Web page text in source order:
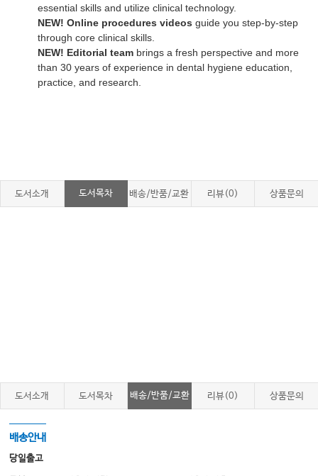
essential skills and utilize clinical technology.
NEW! Online procedures videos guide you step-by-step
through core clinical skills.
NEW! Editorial team brings a fresh perspective and more
than 30 years of experience in dental hygiene education,
practice, and research.
도서소개 도서목차 배송/반품/교환 리뷰(0) 상품문의
도서소개 도서목차 배송/반품/교환 리뷰(0) 상품문의
배송안내
당일출고